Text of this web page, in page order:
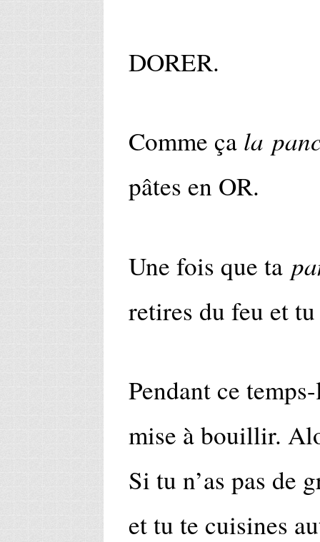
DORER.
Comme ça la
pâtes en OR.
Une fois que ta
retires du feu et
Pendant ce
mise à bouillir.
Si tu n’as pas de
et tu te cuisines